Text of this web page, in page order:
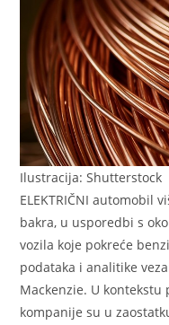
Ilustracija: Shutterstock
ELEKTRIČNI automobil
bakra, u usporedbi s
vozila koje pokreće
podataka i analitike
Mackenzie. U
kompanije su u